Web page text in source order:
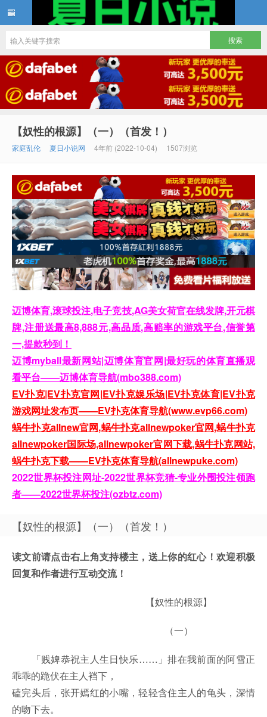
夏日小说
【奴性的根源】（一）（首发！）
家庭乱伦 夏日小说网 4年前 (2022-10-04) 1507浏览
迈博体育,滚球投注,电子竞技,AG美女荷官在线发牌,开元棋
牌,注册送最高8,888元,高品质,高赔率的游戏平台,信誉第
一,提款秒到！
迈博myball最新网站|迈博体育官网|最好玩的体育直播观
看平台——迈博体育导航(mbo388.com)
EV扑克|EV扑克官网|EV扑克娱乐场|EV扑克体育|EV扑克
游戏网址发布页——EV扑克体育导航(www.evp66.com)
蜗牛扑克allnew官网,蜗牛扑克allnewpoker官网,蜗牛扑克
allnewpoker国际场,allnewpoker官网下载,蜗牛扑克网站,
蜗牛扑克下载——EV扑克体育导航(allnewpuke.com)
2022世界杯投注网址-2022世界杯竞猜-专业外围投注领跑
者——2022世界杯投注(ozbtz.com)
【奴性的根源】（一）（首发！）
读文前请点击右上角支持楼主，送上你的红心！欢迎积极
回复和作者进行互动交流！
【奴性的根源】
（一）
「贱婢恭祝主人生日快乐……」排在我前面的阿雪正
乖乖的跪伏在主人裆下，
磕完头后，张开嫣红的小嘴，轻轻含住主人的龟头，深情
的吻下去。